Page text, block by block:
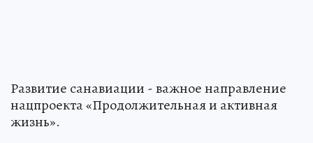
Развитие санавиации - важное направление
нацпроекта «Продолжительная и активная
жизнь».